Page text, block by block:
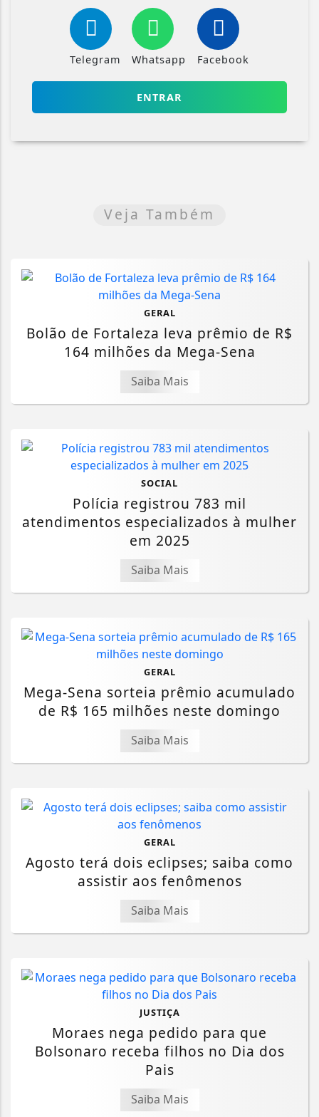
Telegram Whatsapp Facebook
ENTRAR
Veja Também
GERAL
Bolão de Fortaleza leva prêmio de R$
164 milhões da Mega-Sena
Saiba Mais
SOCIAL
Polícia registrou 783 mil
atendimentos especializados à mulher
em 2025
Saiba Mais
GERAL
Mega-Sena sorteia prêmio acumulado
de R$ 165 milhões neste domingo
Saiba Mais
GERAL
Agosto terá dois eclipses; saiba como
assistir aos fenômenos
Saiba Mais
JUSTIÇA
Moraes nega pedido para que
Bolsonaro receba filhos no Dia dos
Pais
Saiba Mais